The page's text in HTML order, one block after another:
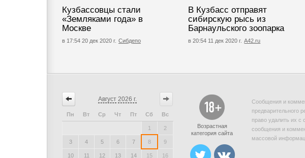
Кузбассовцы стали
«Земляками года» в
Москве
в 17:54 20 дек 2020 г. Сибдепо
В Кузбасс отправят
сибирскую рысь из
Барнаульского зоопарка
в 20:54 11 дек 2020 г. А42.ru
Август 2026 г.
Пн Вт Ср Чт Пт Сб Вс
1 2
3 4 5 6 7 8 9
10 11 12 13 14 15 16
Возрастная
категория сайта
Сообщения и
предварительного
право удалить их с
сообщения и
массовой